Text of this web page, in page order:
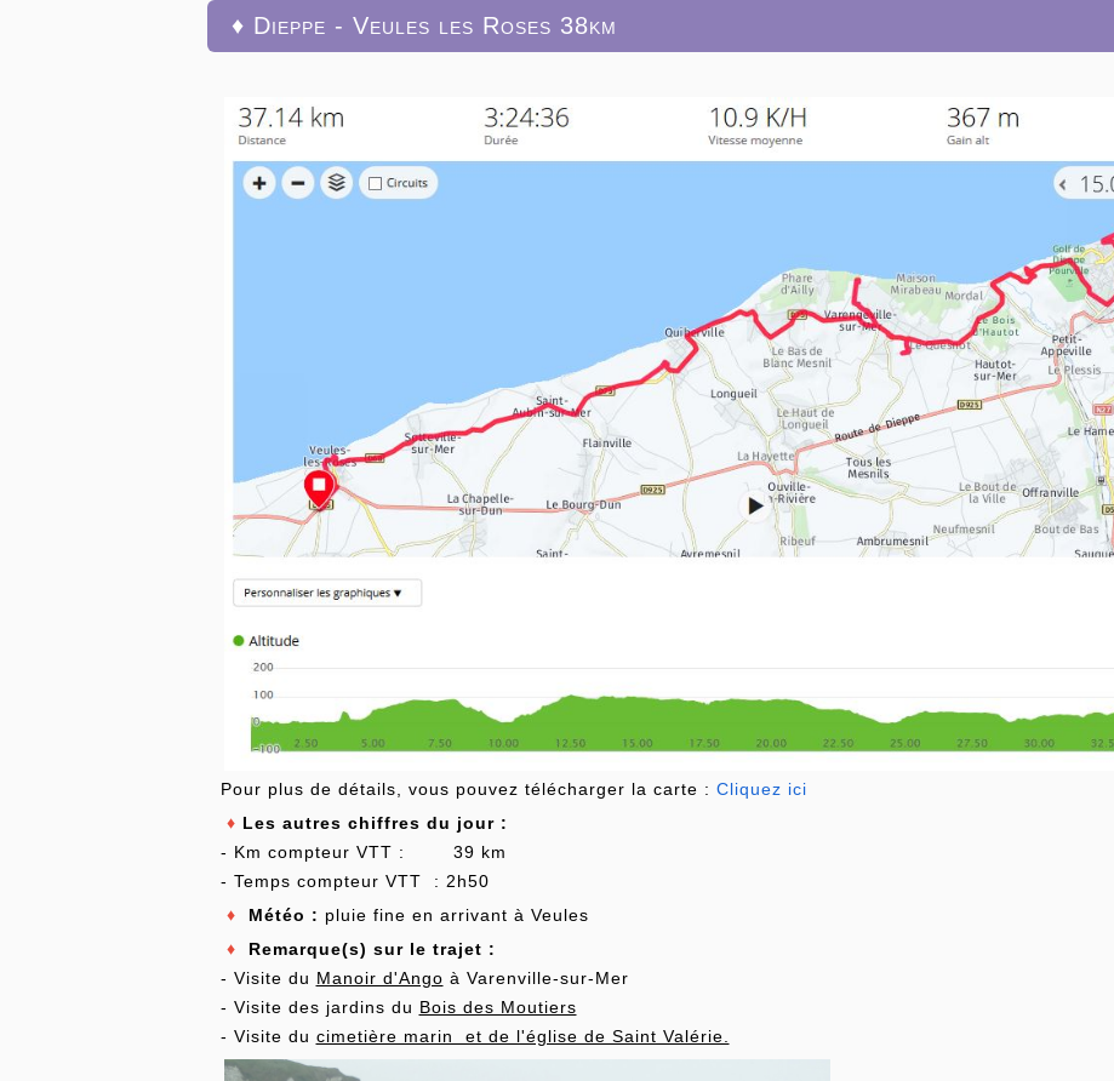
♦ Dieppe - Veules les Roses 38km
Pour plus de détails, vous pouvez télécharger la carte : Cliquez ici
♦ Les autres chiffres du jour :
- Km compteur VTT : 39 km
- Temps compteur VTT : 2h50
♦ Météo : pluie fine en arrivant à Veules
♦ Remarque(s) sur le trajet :
- Visite du Manoir d'Ango à Varenville-sur-Mer
- Visite des jardins du Bois des Moutiers
- Visite du cimetière marin et de l'église de Saint Valérie.